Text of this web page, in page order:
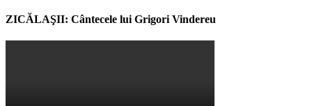
ZICĂLAŞII: Cântecele lui Grigori Vindereu